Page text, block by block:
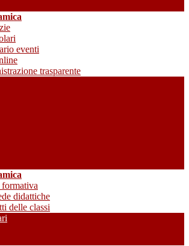
eventi
trasparente
didattiche
delle classi